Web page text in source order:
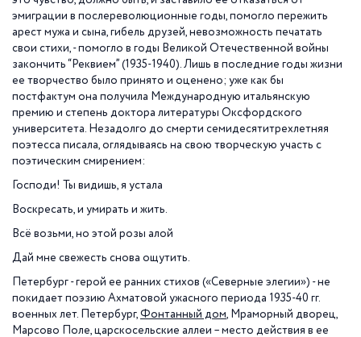
эмиграции в послереволюционные годы, помогло пережить
арест мужа и сына, гибель друзей, невозможность печатать
свои стихи, - помогло в годы Великой Отечественной войны
закончить “Реквием” (1935-1940). Лишь в последние годы жизни
ее творчество было принято и оценено; уже как бы
постфактум она получила Международную итальянскую
премию и степень доктора литературы Оксфордского
университета. Незадолго до смерти семидесятитрехлетняя
поэтесса писала, оглядываясь на свою творческую участь с
поэтическим смирением:
Господи! Ты видишь, я устала
Воскресать, и умирать и жить.
Всё возьми, но этой розы алой
Дай мне свежесть снова ощутить.
Петербург - герой ее ранних стихов («Северные элегии») - не
покидает поэзию Ахматовой ужасного периода 1935-40 гг.
военных лет. Петербург, Фонтанный дом, Мраморный дворец,
Марсово Поле, царскосельские аллеи – место действия в ее